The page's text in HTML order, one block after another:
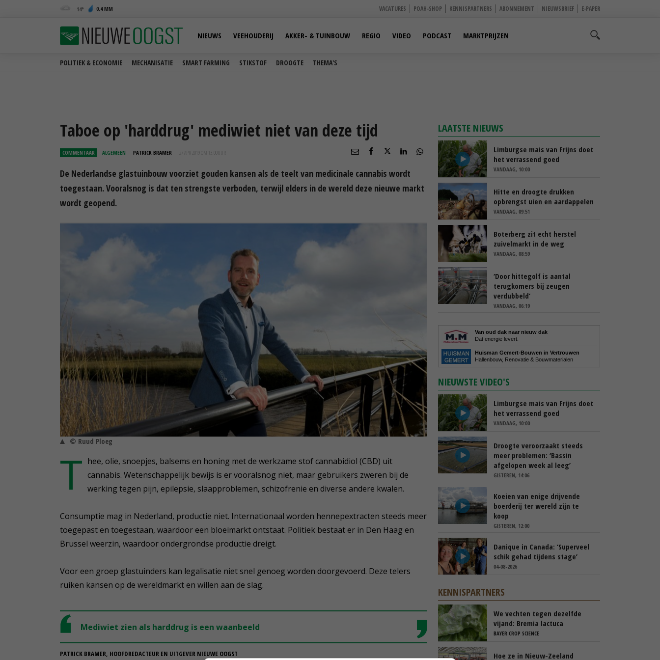
14 0,4 MM VACATURES POAH-SHOP KENNISPARTNERS ABONNEMENT NIEUWSBRIEF E-PAPER
POLITIEK & ECONOMIE MECHANISATIE SMART FARMING STIKSTOF DROOGTE THEMA'S
NIEUWS VEEHOUDERIJ AKKER- & TUINBOUW REGIO VIDEO PODCAST MARKTPRIJZEN
Taboe op 'harddrug' mediwiet niet van deze tijd
COMMENTAAR ALGEMEEN PATRICK BRAMER 27 APR 2019 OM 13:00
De Nederlandse glastuinbouw voorziet gouden kansen als de teelt van medicinale cannabis wordt
toegestaan. Vooralsnog is dat ten strengste verboden, terwijl elders in de wereld deze nieuwe markt
wordt geopend.
© Ruud Ploeg
T hee, olie, snoepjes, balsems en honing met de werkzame stof cannabidiol (CBD) uit
cannabis. Wetenschappelijk bewijs is er vooralsnog niet, maar gebruikers zweren bij de
werking tegen pijn, epilepsie, slaapproblemen, schizofrenie en diverse andere kwalen.
Consumptie mag in Nederland, productie niet. Internationaal worden hennepextracten steeds meer
toegepast en toegestaan, waardoor een bloeimarkt ontstaat. Politiek bestaat er in Den Haag en
Brussel weerzin, waardoor ondergrondse productie dreigt.
Voor een groep glastuinders kan legalisatie niet snel genoeg worden doorgevoerd. Deze telers
ruiken kansen op de wereldmarkt en willen aan de slag.
Mediwiet zien als harddrug is een waanbeeld
PATRICK BRAMER, HOOFDREDACTEUR EN UITGEVER NIEUWE OOGST
LAATSTE NIEUWS
Limburgse mais van Frijns doet
het verrassend goed
VANDAAG, 10:00
Hitte en droogte drukken
opbrengst uien en aardappelen
VANDAAG, 09:51
Boterberg zit echt herstel
zuivelmarkt in de weg
VANDAAG, 08:59
‘Door hittegolf is aantal
terugkomers bij zeugen
verdubbeld’
VANDAAG, 06:19
Van oud dak naar nieuw dak
Dat energie levert.
Huisman Gemert-Bouwen in Vertrouwen
Hallenbouw, Renovatie & Bouwmaterialen
NIEUWSTE VIDEO'S
Limburgse mais van Frijns doet
het verrassend goed
VANDAAG, 10:00
Droogte veroorzaakt steeds
meer problemen: ‘Bassin
afgelopen week al leeg’
GISTEREN, 14:06
Koeien van enige drijvende
boerderij ter wereld zijn te
koop
GISTEREN, 12:00
Danique in Canada: ‘Superveel
schik gehad tijdens stage’
04-08-2026
KENNISPARTNERS
We vechten tegen dezelfde
vijand: Bremia lactuca
BAYER CROP SCIENCE
Hoe ze in Nieuw-Zeeland